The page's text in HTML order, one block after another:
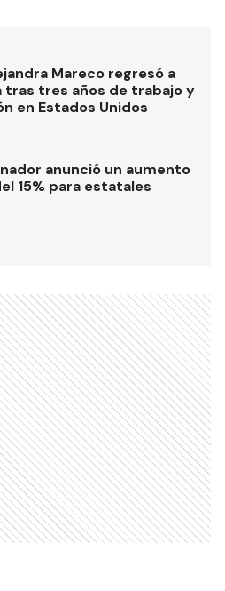
Mareco regresó a
tras tres años de trabajo y
en Estados Unidos
anunció un aumento
15% para estatales